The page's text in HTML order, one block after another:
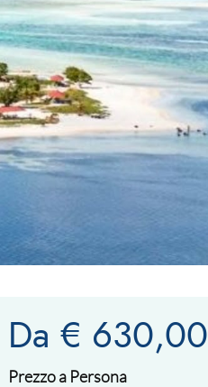
Da € 630,00
Prezzo a Persona